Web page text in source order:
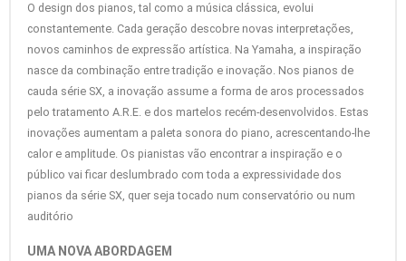
O design dos pianos, tal como a música clássica, evolui
constantemente. Cada geração descobre novas interpretações,
novos caminhos de expressão artística. Na Yamaha, a inspiração
nasce da combinação entre tradição e inovação. Nos pianos de
cauda série SX, a inovação assume a forma de aros processados
pelo tratamento A.R.E. e dos martelos recém-desenvolvidos. Estas
inovações aumentam a paleta sonora do piano, acrescentando-lhe
calor e amplitude. Os pianistas vão encontrar a inspiração e o
público vai ficar deslumbrado com toda a expressividade dos
pianos da série SX, quer seja tocado num conservatório ou num
auditório
UMA NOVA ABORDAGEM